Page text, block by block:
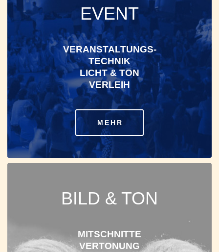
EVENT
VERANSTALTUNGS-
TECHNIK
LICHT & TON
VERLEIH
MEHR
BILD & TON
MITSCHNITTE
VERTONUNG